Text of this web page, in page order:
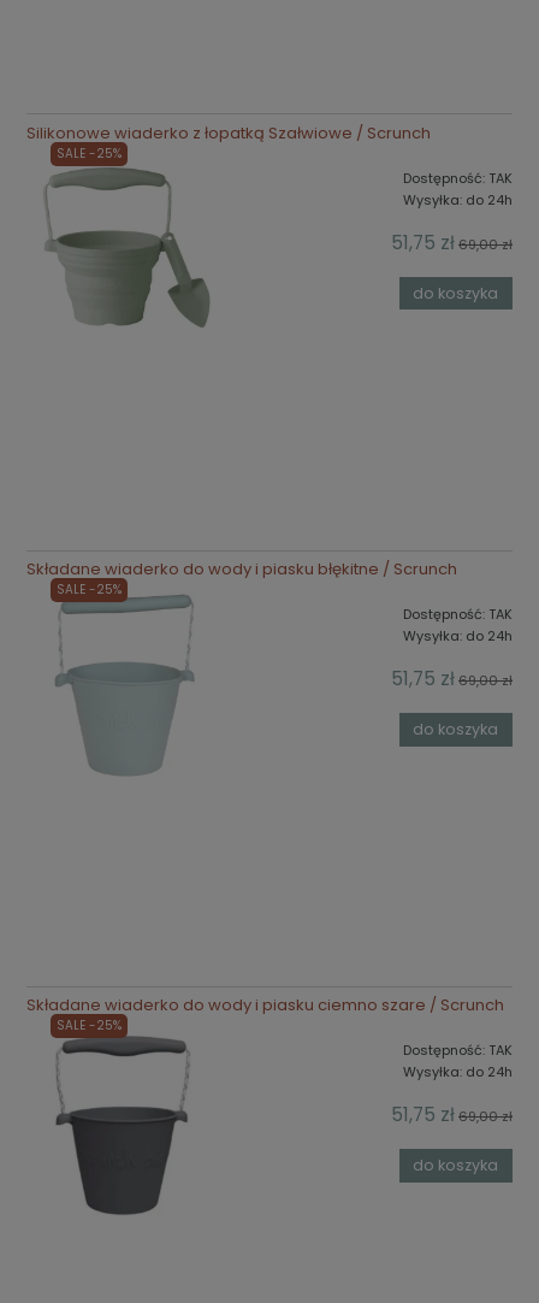
Silikonowe wiaderko z łopatką Szałwiowe / Scrunch
Dostępność: TAK
Wysyłka: do 24h
51,75 zł69,00 zł
do koszyka
SALE -25%
Składane wiaderko do wody i piasku błękitne / Scrunch
Dostępność: TAK
Wysyłka: do 24h
51,75 zł69,00 zł
do koszyka
SALE -25%
Składane wiaderko do wody i piasku ciemno szare / Scrunch
Dostępność: TAK
Wysyłka: do 24h
51,75 zł69,00 zł
do koszyka
SALE -25%